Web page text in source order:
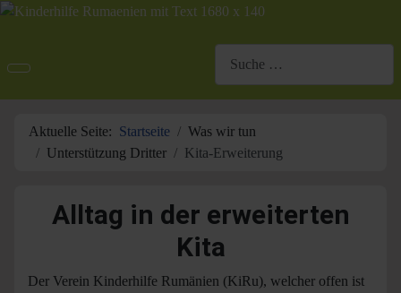
Aktuelle Seite: Startseite
Was wir tun
Unterstützung Dritter
Kita-Erweiterung
Alltag in der erweiterten
Kita
Der Verein Kinderhilfe Rumänien (KiRu), welcher offen ist